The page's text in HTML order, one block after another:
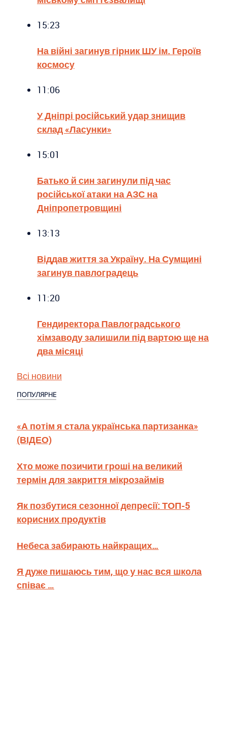
15:23
На війні загинув гірник ШУ ім. Героїв
космосу
11:06
У Дніпрі російський удар знищив
склад «Ласунки»
15:01
Батько й син загинули під час
російської атаки на АЗС на
Дніпропетровщині
13:13
Віддав життя за Україну. На Сумщині
загинув павлоградець
11:20
Гендиректора Павлоградського
хімзаводу залишили під вартою ще на
два місяці
Всі новини
ПОПУЛЯРНЕ
«А потім я стала українська партизанка»
(ВІДЕО)
Хто може позичити гроші на великий
термін для закриття мікрозаймів
Як позбутися сезонної депресії: ТОП-5
корисних продуктів
Небеса забирають найкращих…
Я дуже пишаюсь тим, що у нас вся школа
співає …